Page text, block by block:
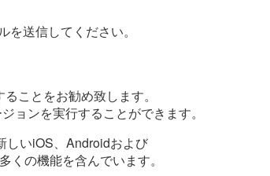
送信してください。
ことをお勧め致します。
ョンを実行することができます。
しいiOS、Androidおよび
くの機能を含んでいます。